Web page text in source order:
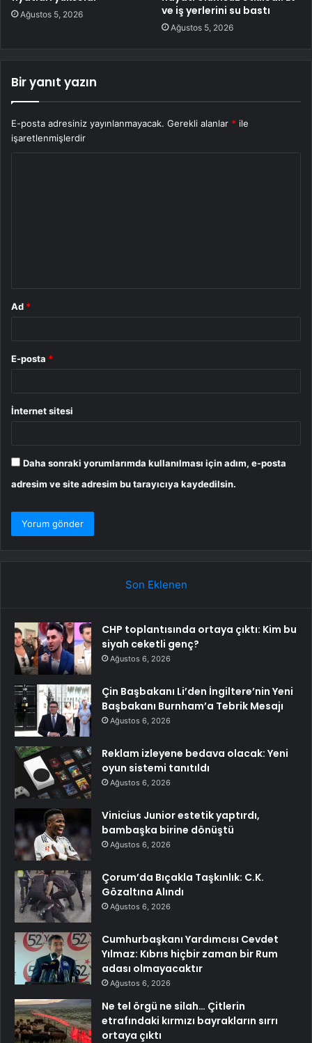
Ağustos 5, 2026
ve iş yerlerini su bastı
Ağustos 5, 2026
Bir yanıt yazın
E-posta adresiniz yayınlanmayacak. Gerekli alanlar * ile
işaretlenmişlerdir
Ad *
E-posta *
İnternet sitesi
Daha sonraki yorumlarımda kullanılması için adım, e-posta
adresim ve site adresim bu tarayıcıya kaydedilsin.
Son Eklenen
CHP toplantısında ortaya çıktı: Kim bu
siyah ceketli genç?
Ağustos 6, 2026
Çin Başbakanı Li’den İngiltere’nin Yeni
Başbakanı Burnham’a Tebrik Mesajı
Ağustos 6, 2026
Reklam izleyene bedava olacak: Yeni
oyun sistemi tanıtıldı
Ağustos 6, 2026
Vinicius Junior estetik yaptırdı,
bambaşka birine dönüştü
Ağustos 6, 2026
Çorum’da Bıçakla Taşkınlık: C.K.
Gözaltına Alındı
Ağustos 6, 2026
Cumhurbaşkanı Yardımcısı Cevdet
Yılmaz: Kıbrıs hiçbir zaman bir Rum
adası olmayacaktır
Ağustos 6, 2026
Ne tel örgü ne silah… Çitlerin
etrafındaki kırmızı bayrakların sırrı
ortaya çıktı